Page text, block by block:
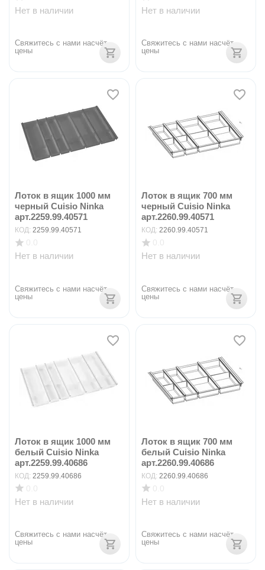
Нет в наличии
Свяжитесь с нами насчёт
цены
Нет в наличии
Свяжитесь с нами насчёт
цены
Лоток в ящик 1000 мм
черный Cuisio Ninka
арт.2259.99.40571
КОД: 2259.99.40571
Нет в наличии
Свяжитесь с нами насчёт
цены
Лоток в ящик 700 мм
черный Cuisio Ninka
арт.2260.99.40571
КОД: 2260.99.40571
Нет в наличии
Свяжитесь с нами насчёт
цены
Лоток в ящик 1000 мм
белый Cuisio Ninka
арт.2259.99.40686
КОД: 2259.99.40686
Нет в наличии
Свяжитесь с нами насчёт
цены
Лоток в ящик 700 мм
белый Cuisio Ninka
арт.2260.99.40686
КОД: 2260.99.40686
Нет в наличии
Свяжитесь с нами насчёт
цены